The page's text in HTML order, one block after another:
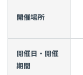
開催場所
開催日・開催
期間